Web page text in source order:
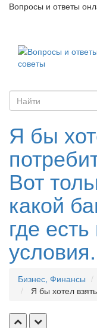
Вопросы и ответы
Я бы
Вот
какой
где
условия.
Бизнес, Финансы
Я бы хотел